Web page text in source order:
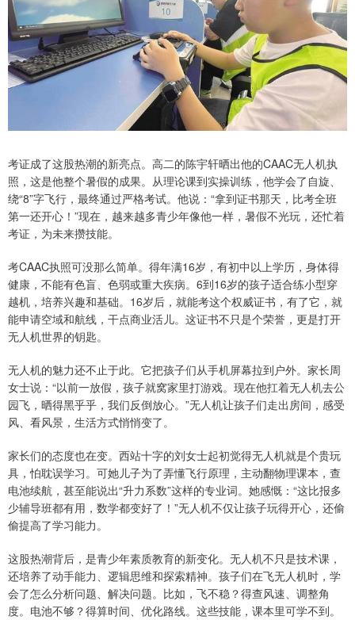
考证成了这股热潮的新亮点。高二的陈宇轩晒出他的CAAC无人机执
照，这是他整个暑假的成果。从理论课到实操训练，他学会了自旋、
绕“8”字飞行，最终通过严格考试。他说：“拿到证书那天，比考全班
第一还开心！”现在，越来越多青少年像他一样，暑假不光玩，还忙着
考证，为未来攒技能。
考CAAC执照可没那么简单。得年满16岁，有初中以上学历，身体得
健康，不能有色盲、色弱或重大疾病。6到16岁的孩子适合练小型穿
越机，培养兴趣和基础。16岁后，就能考这个权威证书，有了它，就
能申请空域和航线，干点商业活儿。这证书不只是个荣誉，更是打开
无人机世界的钥匙。
无人机的魅力还不止于此。它把孩子们从手机屏幕拉到户外。家长周
女士说：“以前一放假，孩子就窝家里打游戏。现在他扛着无人机去公
园飞，晒得黑乎乎，我们反倒放心。”无人机让孩子们走出房间，感受
风、看风景，生活方式悄悄变了。
家长们的态度也在变。西站十字的刘女士起初觉得无人机就是个贵玩
具，怕耽误学习。可她儿子为了弄懂飞行原理，主动翻物理课本，查
电池续航，甚至能说出“升力系数”这样的专业词。她感慨：“这比报多
少辅导班都有用，数学都变好了！”无人机不仅让孩子玩得开心，还偷
偷提高了学习能力。
这股热潮背后，是青少年素质教育的新变化。无人机不只是技术课，
还培养了动手能力、逻辑思维和探索精神。孩子们在飞无人机时，学
会了怎么分析问题、解决问题。比如，飞不稳？得查风速、调整角
度。电池不够？得算时间、优化路线。这些技能，课本里可学不到。